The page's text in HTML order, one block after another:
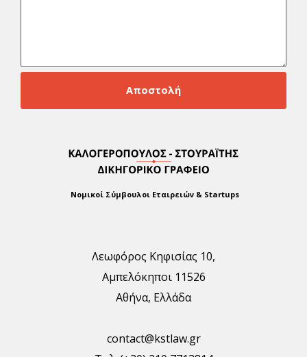
Νομικοί Σύμβουλοι Εταιρειών & Startups
Λεωφόρος Κηφισίας 10,
Αμπελόκηποι 11526
Αθήνα, Ελλάδα
contact@kstlaw.gr
Αποστολή